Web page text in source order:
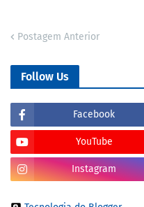
Postagem Anterior
Follow Us
Facebook
YouTube
Instagram